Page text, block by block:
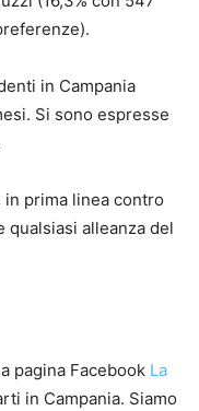
in Campania
Si sono espresse
in prima linea contro
qualsiasi alleanza del
pagina Facebook La
in Campania. Siamo